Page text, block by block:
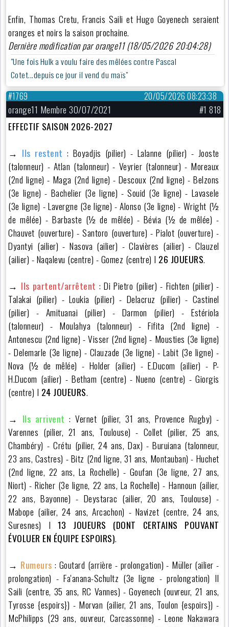
Enfin, Thomas Cretu, Francis Saili et Hugo Goyenech seraient
oranges et noirs la saison prochaine.
Dernière modification par orange11 (18/05/2026 20:04:28)
"Une fois Hulk a voulu faire des mêlées contre Pascal
Cotet...depuis ce jour il vend du maïs"
20/05/2026 08:23:38
#1769
orange11 Membre 30/07/2021
#1 818
EFFECTIF SAISON 2026-2027
→ Ils restent : Boyadjis (pilier) - Lalanne (pilier) - Jooste
(talonneur) - Atlan (talonneur) - Veyrier (talonneur) - Moreaux
(2nd ligne) - Maga (2nd ligne) - Descoux (2nd ligne) - Belzons
(3e ligne) - Bachelier (3e ligne) - Souid (3e ligne) - Lavasele
(3e ligne) - Lavergne (3e ligne) - Alonso (3e ligne) - Wright (½
de mêlée) - Barbaste (½ de mêlée) - Bévia (½ de mêlée) -
Chauvet (ouverture) - Santoro (ouverture) - Pialot (ouverture) -
Dyantyi (ailier) - Nasova (ailier) - Clavières (ailier) - Clauzel
(ailier) - Naqalevu (centre) - Gomez (centre) I 26 JOUEURS.
→ Ils partent/arrêtent : Di Pietro (pilier) - Fichten (pilier) -
Talakai (pilier) - Loukia (pilier) - Delacruz (pilier) - Castinel
(pilier) - Amituanai (pilier) - Darmon (pilier) - Estériola
(talonneur) - Moulahya (talonneur) - Fifita (2nd ligne) -
Antonescu (2nd ligne) - Visser (2nd ligne) - Mousties (3e ligne)
- Delemarle (3e ligne) - Clauzade (3e ligne) - Labit (3e ligne) -
Nova (½ de mêlée) - Holder (ailier) - E.Ducom (ailier) - P-
H.Ducom (ailier) - Betham (centre) - Nueno (centre) - Giorgis
(centre) I 24 JOUEURS.
→ Ils arrivent : Vernet (pilier, 31 ans, Provence Rugby) -
Varennes (pilier, 21 ans, Toulouse) - Collet (pilier, 25 ans,
Chambéry) - Crétu (pilier, 24 ans, Dax) - Buruiana (talonneur,
23 ans, Castres) - Bitz (2nd ligne, 31 ans, Montauban) - Huchet
(2nd ligne, 22 ans, La Rochelle) - Goufan (3e ligne, 27 ans,
Niort) - Richer (3e ligne, 22 ans, La Rochelle) - Hannoun (ailier,
22 ans, Bayonne) - Deystarac (ailier, 20 ans, Toulouse) -
Mabope (ailier, 24 ans, Arcachon) - Navizet (centre, 24 ans,
Suresnes) I 13 JOUEURS (DONT CERTAINS POUVANT
ÉVOLUER EN ÉQUIPE ESPOIRS).
→ Rumeurs : Goutard (arrière - prolongation) - Müller (ailier -
prolongation) - Fa'anana-Schultz (3e ligne - prolongation) II
Saili (centre, 35 ans, RC Vannes) - Goyenech (ouvreur, 21 ans,
Tyrosse {espoirs}) - Morvan (ailier, 21 ans, Toulon {espoirs}) -
McPhilipps (29 ans, ouvreur, Carcassonne) - Leone Nakawara